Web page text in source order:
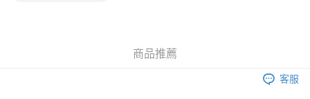
商品推薦
客服